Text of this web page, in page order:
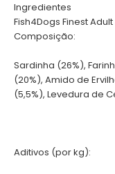
Ingredientes
Fish4Dogs Finest
Composição:
Sardinha (26%),
(20%), Amido de
(5,5%), Levedura de
Aditivos (por kg):